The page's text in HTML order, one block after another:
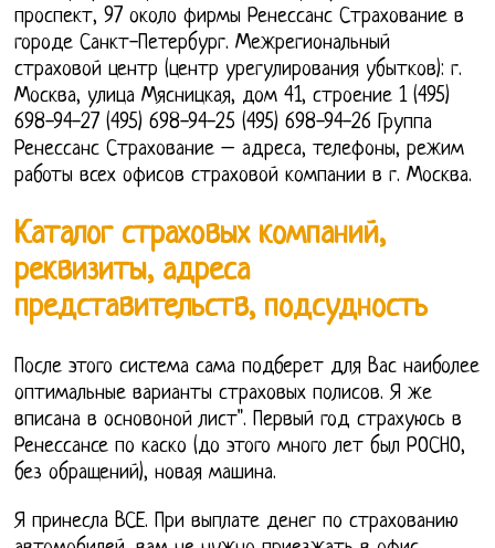
проспект, 97 около фирмы Ренессанс Страхование в
городе Санкт-Петербург. Межрегиональный
страховой центр (центр урегулирования убытков): г.
Москва, улица Мясницкая, дом 41, строение 1 (495)
698-94-27 (495) 698-94-25 (495) 698-94-26 Группа
Ренессанс Страхование – адреса, телефоны, режим
работы всех офисов страховой компании в г. Москва.
Каталог страховых компаний,
реквизиты, адреса
представительств, подсудность
После этого система сама подберет для Вас наиболее
оптимальные варианты страховых полисов. Я же
вписана в основоной лист". Первый год страхуюсь в
Ренессансе по каско (до этого много лет был РОСНО,
без обращений), новая машина.
Я принесла ВСЕ. При выплате денег по страхованию